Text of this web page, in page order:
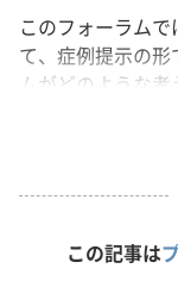
このフォーラム
て、症例提示の形
ムがどのような
かを共有し、モ
クを呈した甲状腺
この記事は